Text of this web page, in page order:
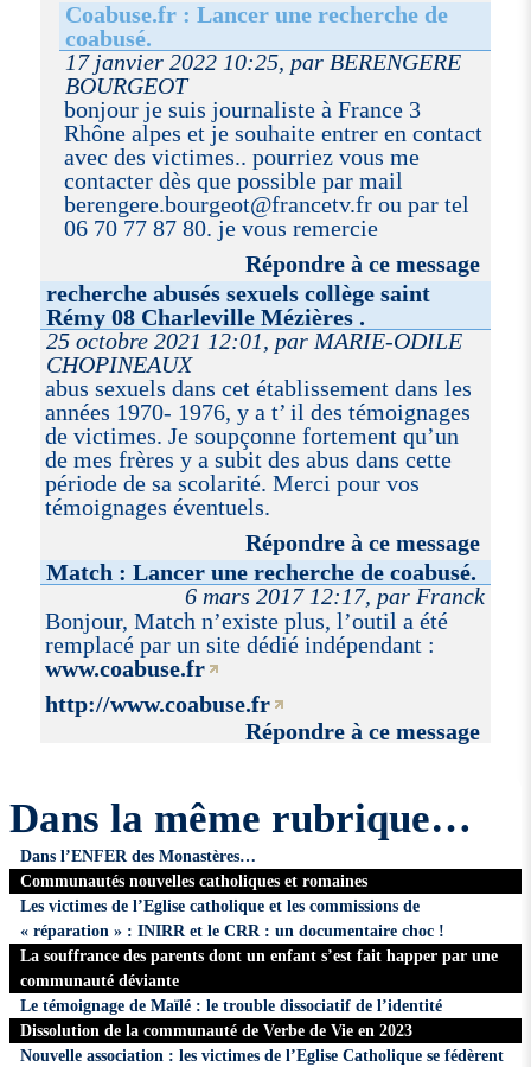
Coabuse.fr : Lancer une recherche de
coabusé.
17 janvier 2022 10:25, par BERENGERE
BOURGEOT
bonjour je suis journaliste à France 3
Rhône alpes et je souhaite entrer en contact
avec des victimes.. pourriez vous me
contacter dès que possible par mail
berengere.bourgeot@francetv.fr ou par tel
06 70 77 87 80. je vous remercie
Répondre à ce message
recherche abusés sexuels collège saint
Rémy 08 Charleville Mézières .
25 octobre 2021 12:01, par MARIE-ODILE
CHOPINEAUX
abus sexuels dans cet établissement dans les
années 1970- 1976, y a t’ il des témoignages
de victimes. Je soupçonne fortement qu’un
de mes frères y a subit des abus dans cette
période de sa scolarité. Merci pour vos
témoignages éventuels.
Répondre à ce message
Match : Lancer une recherche de coabusé.
6 mars 2017 12:17, par Franck
Bonjour, Match n’existe plus, l’outil a été
remplacé par un site dédié indépendant :
www.coabuse.fr
http://www.coabuse.fr
Répondre à ce message
Dans la même rubrique…
Dans l’ENFER des Monastères…
Communautés nouvelles catholiques et romaines
Les victimes de l’Eglise catholique et les commissions de
« réparation » : INIRR et le CRR : un documentaire choc !
La souffrance des parents dont un enfant s’est fait happer par une
communauté déviante
Le témoignage de Maïlé : le trouble dissociatif de l’identité
Dissolution de la communauté de Verbe de Vie en 2023
Nouvelle association : les victimes de l’Eglise Catholique se fédèrent